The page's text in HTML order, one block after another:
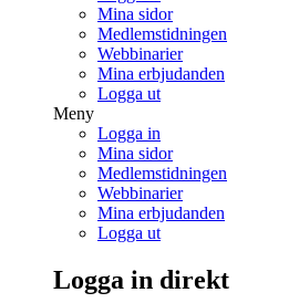
Mina sidor
Medlemstidningen
Webbinarier
Mina erbjudanden
Logga ut
Meny
Logga in
Mina sidor
Medlemstidningen
Webbinarier
Mina erbjudanden
Logga ut
Logga in direkt